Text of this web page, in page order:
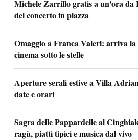
Michele Zarrillo gratis a un'ora da
del concerto in piazza
Omaggio a Franca Valeri: arriva
cinema sotto le stelle
Aperture serali estive a Villa
date e orari
Sagra delle Pappardelle al
ragù, piatti tipici e musica dal vivo